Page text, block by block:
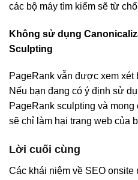
các bộ máy tìm kiếm sẽ từ
Không sử dụng
Sculpting
PageRank vẫn được xem xét
Nếu bạn đang có ý định sử
PageRank sculpting và
sẽ chỉ làm hại trang web của
Lời cuối cùng
Các khái niệm về SEO